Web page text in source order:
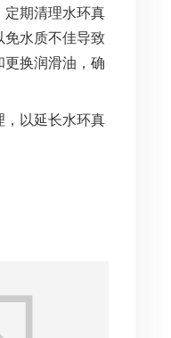
定期清理水环真
免水质不佳导致
换润滑油，确
，以延长水环真